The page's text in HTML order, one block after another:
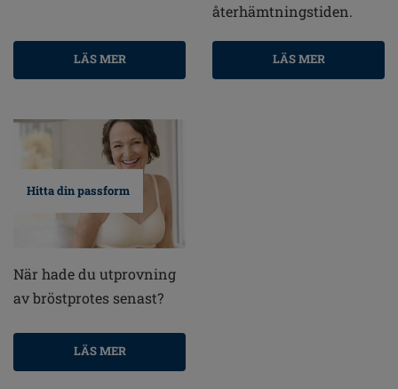
LÄS MER
återhämtningstiden.
LÄS MER
Hitta din passform
När hade du utprovning
av bröstprotes senast?
LÄS MER